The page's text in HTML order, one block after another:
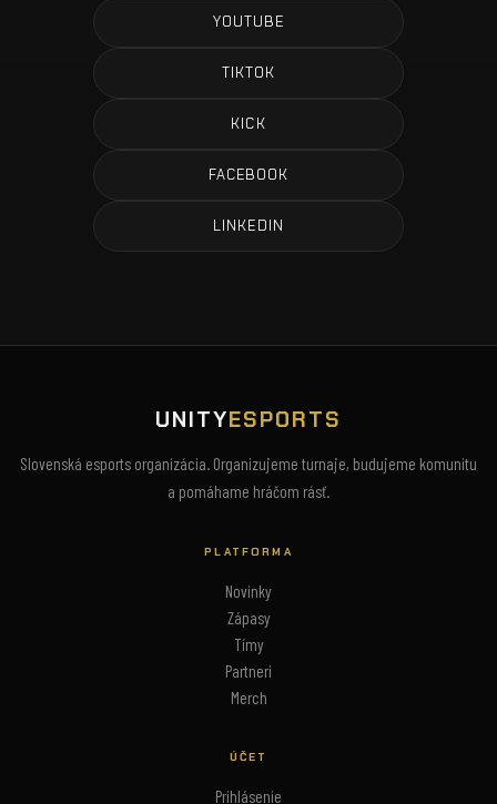
YOUTUBE
TIKTOK
KICK
FACEBOOK
LINKEDIN
UNITYESPORTS
Slovenská esports organizácia. Organizujeme turnaje, budujeme komunitu
a pomáhame hráčom rásť.
PLATFORMA
Novinky
Zápasy
Tímy
Partneri
Merch
ÚČET
Prihlásenie